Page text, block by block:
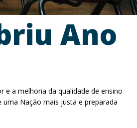
Ano
e a melhoria da qualidade de ensino
Nação mais justa e preparada